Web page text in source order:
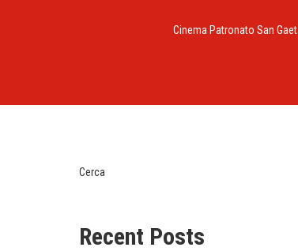
Cinema Patronato San
Cerca
Recent Posts